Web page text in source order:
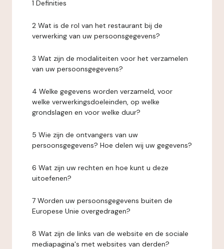
1 Definities
2 Wat is de rol van het restaurant bij de
verwerking van uw persoonsgegevens?
3 Wat zijn de modaliteiten voor het verzamelen
van uw persoonsgegevens?
4 Welke gegevens worden verzameld, voor
welke verwerkingsdoeleinden, op welke
grondslagen en voor welke duur?
5 Wie zijn de ontvangers van uw
persoonsgegevens? Hoe delen wij uw gegevens?
6 Wat zijn uw rechten en hoe kunt u deze
uitoefenen?
7 Worden uw persoonsgegevens buiten de
Europese Unie overgedragen?
8 Wat zijn de links van de website en de sociale
mediapagina's met websites van derden?